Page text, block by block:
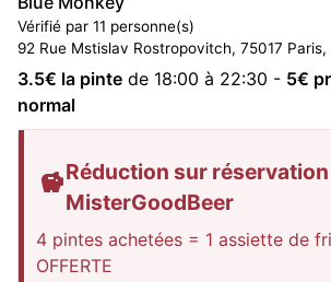
Vérifié par 11 personne(s)
92 Rue Mstislav Rostropovitch, 75017 Paris,
3.5€ la pinte de 18:00 à 22:30 - 5€
normal
Réduction sur réservation
MisterGoodBeer
4 pintes achetées = 1 assiette de
OFFERTE